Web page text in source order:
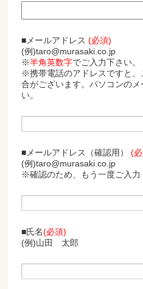
■メールアドレス(必須)
(例)taro@murasaki.co.jp
※半角英数字でご入力下さい。
※携帯電話のアドレスですと
合がございます。パソコンの
い。
■メールアドレス（確認用）
(
(例)taro@murasaki.co.jp
※確認のため、もう一度ご入力
■氏名(必須)
(例)山田 太郎